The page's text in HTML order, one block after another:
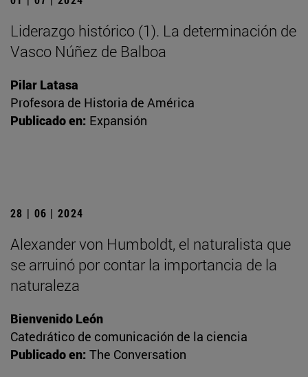
Liderazgo histórico (1). La determinación de
Vasco Núñez de Balboa
Pilar Latasa
Profesora de Historia de América
Publicado en: Expansión
28 | 06 | 2024
Alexander von Humboldt, el naturalista que
se arruinó por contar la importancia de la
naturaleza
Bienvenido León
Catedrático de comunicación de la ciencia
Publicado en: The Conversation